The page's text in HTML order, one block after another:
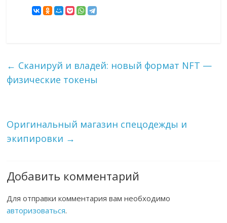
← Сканируй и владей: новый формат NFT —
физические токены
Оригинальный магазин спецодежды и
экипировки →
Добавить комментарий
Для отправки комментария вам необходимо
авторизоваться.